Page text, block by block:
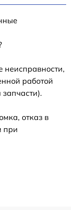
неисправности,
работой
отказ в
при